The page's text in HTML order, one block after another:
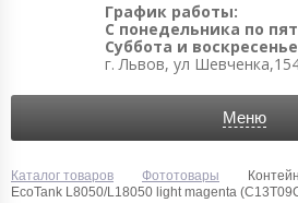
График работы:
С понедельника по
Суббота и
г. Львов, ул
Меню
Каталог товаров Фототовары
EcoTank L8050/L18050 light magenta